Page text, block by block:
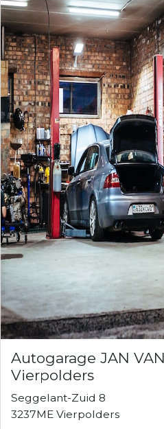
Autogarage JAN
Vierpolders
Seggelant-Zuid 8
3237ME Vierpolders